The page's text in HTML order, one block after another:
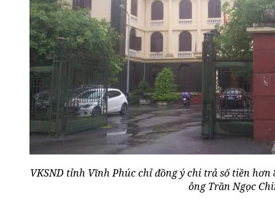
VKSND tỉnh Vĩnh Phúc chỉ đồng ý chi trả số tiền
ông Trần Ngọc